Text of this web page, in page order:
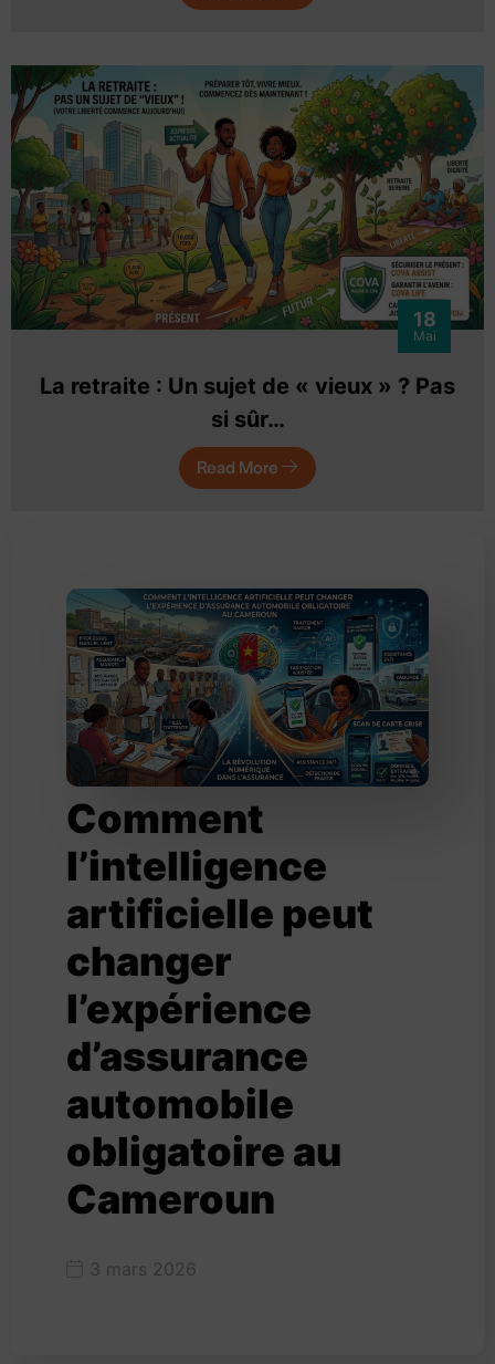
18
Mai
La retraite : Un sujet de « vieux » ? Pas
si sûr…
Read More
Comment
l’intelligence
artificielle peut
changer
l’expérience
d’assurance
automobile
obligatoire au
Cameroun
3 mars 2026